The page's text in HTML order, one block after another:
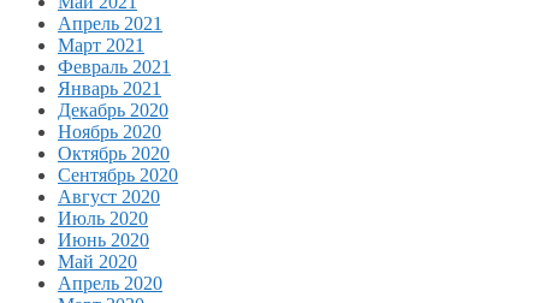
Апрель 2021
Март 2021
Февраль 2021
Январь 2021
Декабрь 2020
Ноябрь 2020
Октябрь 2020
Сентябрь 2020
Август 2020
Июль 2020
Июнь 2020
Май 2020
Апрель 2020